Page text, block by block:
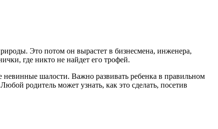
Это потом он вырастет в бизнесмена, инженера,
где никто не найдет его трофей.
невинные шалости. Важно развивать ребенка в правильном
родитель может узнать, как это сделать, посетив